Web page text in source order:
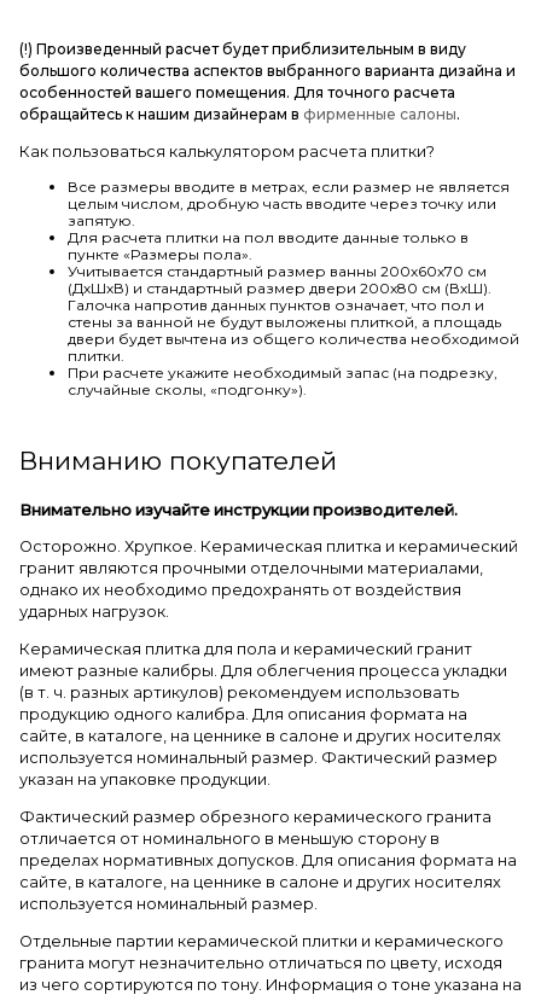
(!) Произведенный расчет будет приблизительным в виду
большого количества аспектов выбранного варианта дизайна и
особенностей вашего помещения. Для точного расчета
обращайтесь к нашим дизайнерам в фирменные салоны.
Как пользоваться калькулятором расчета плитки?
Все размеры вводите в метрах, если размер не является
целым числом, дробную часть вводите через точку или
запятую.
Для расчета плитки на пол вводите данные только в
пункте «Размеры пола».
Учитывается стандартный размер ванны 200х60х70 см
(ДхШхВ) и стандартный размер двери 200х80 см (ВхШ).
Галочка напротив данных пунктов означает, что пол и
стены за ванной не будут выложены плиткой, а площадь
двери будет вычтена из общего количества необходимой
плитки.
При расчете укажите необходимый запас (на подрезку,
случайные сколы, «подгонку»).
Вниманию покупателей
Внимательно изучайте инструкции производителей.
Осторожно. Хрупкое. Керамическая плитка и керамический
гранит являются прочными отделочными материалами,
однако их необходимо предохранять от воздействия
ударных нагрузок.
Керамическая плитка для пола и керамический гранит
имеют разные калибры. Для облегчения процесса укладки
(в т. ч. разных артикулов) рекомендуем использовать
продукцию одного калибра. Для описания формата на
сайте, в каталоге, на ценнике в салоне и других носителях
используется номинальный размер. Фактический размер
указан на упаковке продукции.
Фактический размер обрезного керамического гранита
отличается от номинального в меньшую сторону в
пределах нормативных допусков. Для описания формата на
сайте, в каталоге, на ценнике в салоне и других носителях
используется номинальный размер.
Отдельные партии керамической плитки и керамического
гранита могут незначительно отличаться по цвету, исходя
из чего сортируются по тону. Информация о тоне указана на